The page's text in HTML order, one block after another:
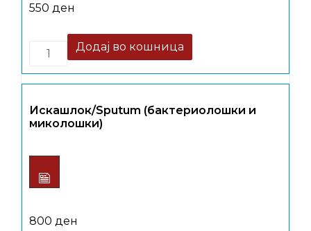
550 ден
Quantity
Додај во кошница
Искашлок/Sputum (бактериолошки и
миколошки)
800 ден